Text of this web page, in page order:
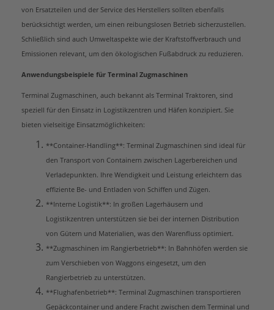
von Ersatzteilen und der Service des Herstellers sollten ebenfalls
berücksichtigt werden, um einen reibungslosen Betrieb sicherzustellen.
Schließlich sind auch Umweltaspekte wie der Kraftstoffverbrauch und
Emissionen relevant, um den ökologischen Fußabdruck zu reduzieren.
Anwendungsbeispiele für Terminal Zugmaschinen
Terminal Zugmaschinen, auch bekannt als Terminal Traktoren, sind
speziell für den Einsatz in Logistikzentren und Häfen konzipiert. Sie
bieten vielseitige Einsatzmöglichkeiten:
**Container-Handling**: Terminal Zugmaschinen sind ideal für
den Transport von Containern zwischen Lagerbereichen und
Verladepunkten. Ihre Wendigkeit und Leistung erleichtern das
effiziente Be- und Entladen von Schiffen und Zügen.
**Interne Logistik**: In großen Lagerhäusern und
Logistikzentren unterstützen sie bei der internen Distribution
von Gütern und Materialien, was den Warenfluss optimiert.
**Zugmaschinen im Rangierbetrieb**: In Bahnhöfen werden sie
zum Verschieben von Waggons eingesetzt, um den
Rangierbetrieb zu unterstützen.
**Flughafenbetrieb**: Terminal Zugmaschinen transportieren
Gepäckcontainer und andere Fracht zwischen dem Terminal und